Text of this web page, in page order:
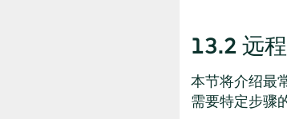
13.2 远
本节将介绍最
需要特定步骤